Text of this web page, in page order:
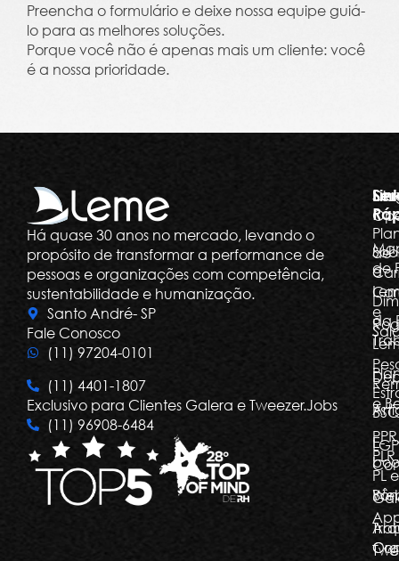
Preencha o formulário e deixe nossa equipe guiá-
lo para as melhores soluções.
Porque você não é apenas mais um cliente: você
é a nossa prioridade.
Há quase 30 anos no mercado, levando o
propósito de transformar a performance de
pessoas e organizações com competência,
sustentabilidade e humanização.
Santo André- SP
Fale Conosco
(11) 97204-0101
(11) 4401-1807
Exclusivo para Clientes Galera e Tweezer.Jobs
(11) 96908-6484
de
e
e
PLR,
PL e
de
da
a
E-